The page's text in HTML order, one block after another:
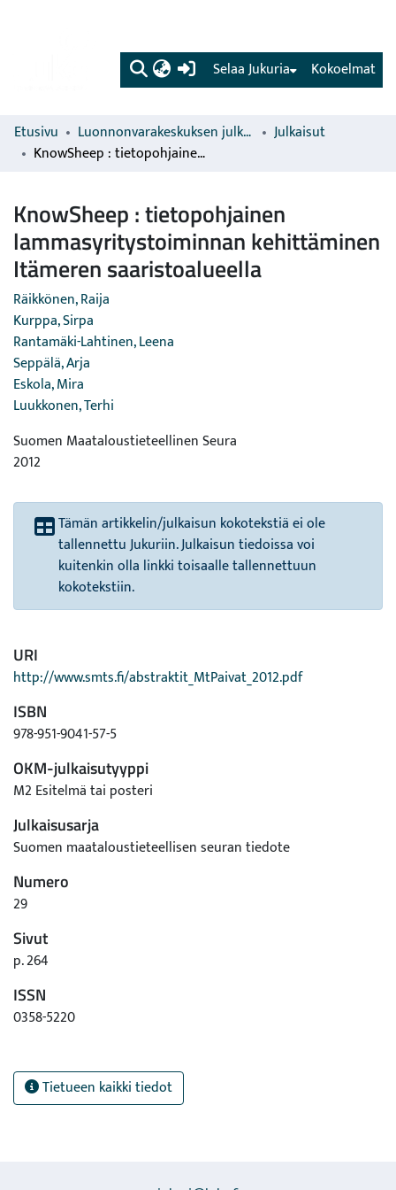
(current) Kokoelmat
Selaa Jukuria
Etusivu Luonnonvarakeskuksen julkaisut
Julkaisut
KnowSheep : tietopohjainen lammasyritystoiminnan kehittäminen Itämeren saaristoalueella
KnowSheep : tietopohjainen
lammasyritystoiminnan kehittäminen
Itämeren saaristoalueella
Räikkönen, Raija
Kurppa, Sirpa
Rantamäki-Lahtinen, Leena
Seppälä, Arja
Eskola, Mira
Luukkonen, Terhi
Suomen Maataloustieteellinen Seura
2012
Tämän artikkelin/julkaisun kokotekstiä ei ole
tallennettu Jukuriin. Julkaisun tiedoissa voi
kuitenkin olla linkki toisaalle tallennettuun
kokotekstiin.
URI
http://www.smts.fi/abstraktit_MtPaivat_2012.pdf
ISBN
978-951-9041-57-5
OKM-julkaisutyyppi
M2 Esitelmä tai posteri
Julkaisusarja
Suomen maataloustieteellisen seuran tiedote
Numero
29
Sivut
p. 264
ISSN
0358-5220
Tietueen kaikki tiedot